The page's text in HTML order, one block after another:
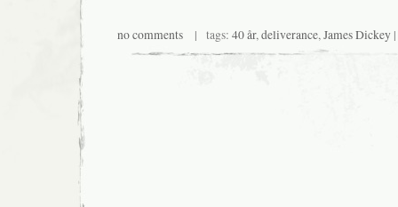
no comments | tags: 40 år,deliverance,James Dickey